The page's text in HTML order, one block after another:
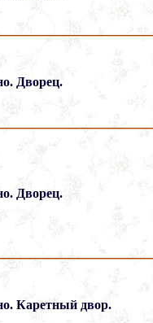
Дворец.
Дворец.
Каретный двор.